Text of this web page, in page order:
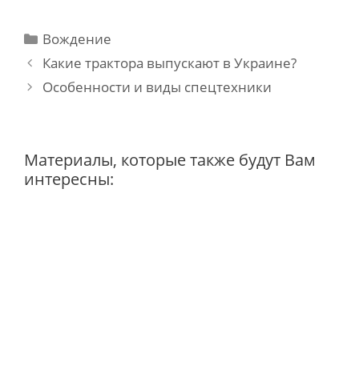
Categories
Вождение
Post
navigation
Какие трактора выпускают в Украине?
Особенности и виды спецтехники
Материалы, которые также будут Вам
интересны: